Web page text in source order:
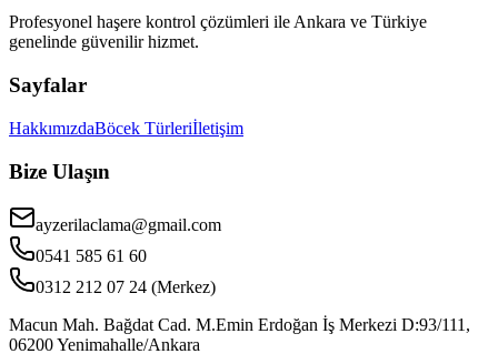
Profesyonel haşere kontrol çözümleri ile Ankara ve Türkiye
genelinde güvenilir hizmet.
Sayfalar
HakkımızdaBöcek Türleriİletişim
Bize Ulaşın
ayzerilaclama@gmail.com
0541 585 61 60
0312 212 07 24 (Merkez)
Macun Mah. Bağdat Cad. M.Emin Erdoğan İş Merkezi D:93/111,
06200 Yenimahalle/Ankara